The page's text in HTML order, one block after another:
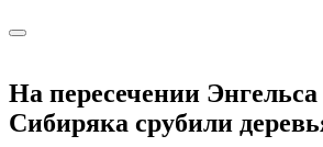
На пересечении
Сибиряка срубили